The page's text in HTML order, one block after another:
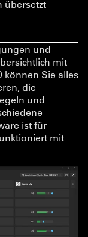
übersetzt
und
mit
können Sie alles
die
und
ist für
mit